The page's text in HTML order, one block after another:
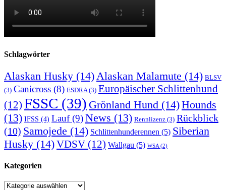
Schlagwörter
Alaskan Husky (14) Alaskan Malamute (14) BLSV
(3) Canicross (8) ESDRA(3) Europäischer Schlittenhund
(12) FSSC (39) Grönland Hund (14)Hounds
(13) IFSS (4) Lauf(9)News (13) Rennlizenz (3) Rückblick
(10) Samojede (14) Schlittenhunderennen (5) Siberian
Husky (14)VDSV (12) Wallgau (5) WSA (2)
Kategorien
Kategorien